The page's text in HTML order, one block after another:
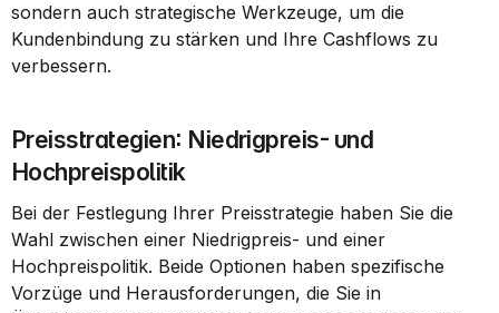
sondern auch strategische Werkzeuge, um die
Kundenbindung zu stärken und Ihre Cashflows zu
verbessern.
Preisstrategien: Niedrigpreis- und
Hochpreispolitik
Bei der Festlegung Ihrer Preisstrategie haben Sie die
Wahl zwischen einer Niedrigpreis- und einer
Hochpreispolitik. Beide Optionen haben spezifische
Vorzüge und Herausforderungen, die Sie in